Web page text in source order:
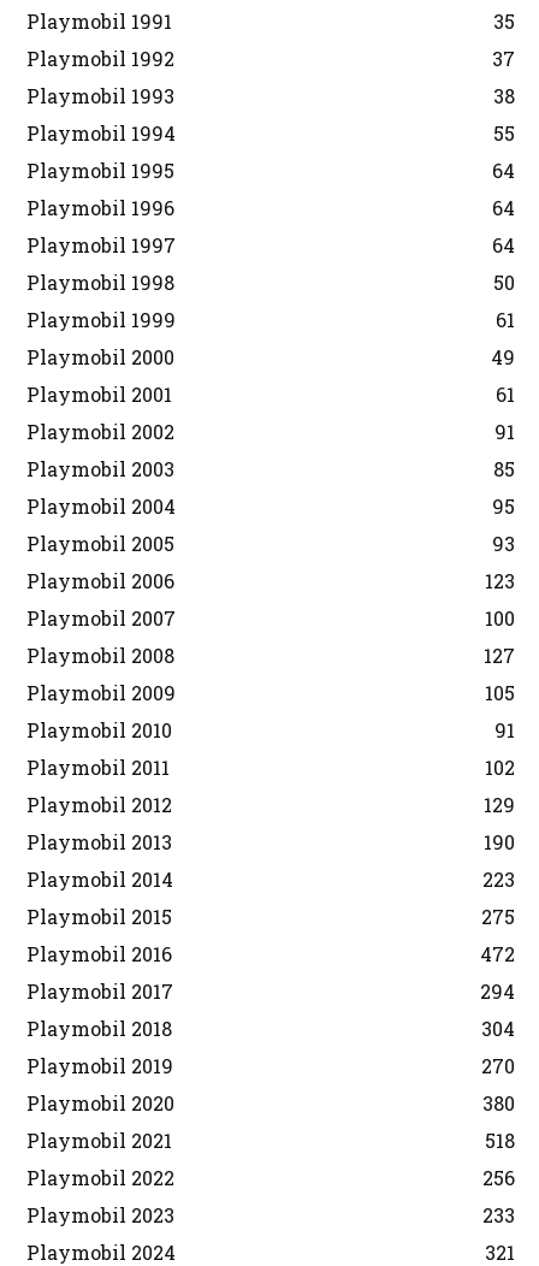
Playmobil 1991
35
Playmobil 1992
37
Playmobil 1993
38
Playmobil 1994
55
Playmobil 1995
64
Playmobil 1996
64
Playmobil 1997
64
Playmobil 1998
50
Playmobil 1999
61
Playmobil 2000
49
Playmobil 2001
61
Playmobil 2002
91
Playmobil 2003
85
Playmobil 2004
95
Playmobil 2005
93
Playmobil 2006
123
Playmobil 2007
100
Playmobil 2008
127
Playmobil 2009
105
Playmobil 2010
91
Playmobil 2011
102
Playmobil 2012
129
Playmobil 2013
190
Playmobil 2014
223
Playmobil 2015
275
Playmobil 2016
472
Playmobil 2017
294
Playmobil 2018
304
Playmobil 2019
270
Playmobil 2020
380
Playmobil 2021
518
Playmobil 2022
256
Playmobil 2023
233
Playmobil 2024
321